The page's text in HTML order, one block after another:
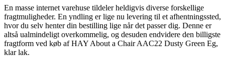
En masse internet varehuse tildeler heldigvis diverse forskellige
fragtmuligheder. En yndling er lige nu levering til et afhentningssted,
hvor du selv henter din bestilling lige når det passer dig. Denne er
altså ualmindeligt overkommelig, og desuden endvidere den billigste
fragtform ved køb af HAY About a Chair AAC22 Dusty Green Eg,
klar lak.